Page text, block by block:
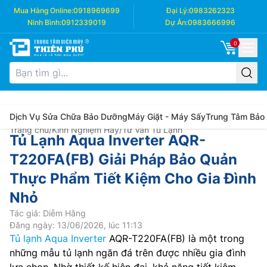
Mua Hàng Online:0918969699 Đại Lý:0983262323
Ninh Bình:0912339019 Dự Án:0983666996
0
Dịch Vụ Sửa Chữa Bảo DưỡngMáy Giặt - Máy SấyTrung Tâm Bảo
Trang chủ/Kinh Nghiệm Hay/Tư Vấn Tủ Lạnh
Tủ Lạnh Aqua Inverter AQR-
T220FA(FB) Giải Pháp Bảo Quản
Thực Phẩm Tiết Kiệm Cho Gia Đình
Nhỏ
Tác giả: Diễm Hằng
Đăng ngày: 13/06/2026, lúc 11:13
Tủ lạnh Aqua Inverter AQR-T220FA(FB) là một trong
những mẫu tủ lạnh ngăn đá trên được nhiều gia đình